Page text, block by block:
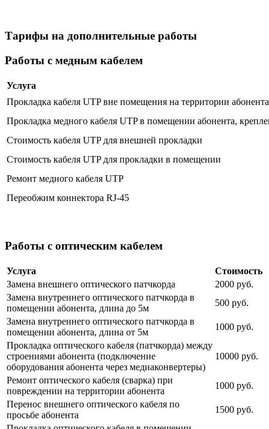
Тарифы на дополнительные работы
Работы с медным кабелем
Услуга
Прокладка кабеля UTP вне помещения на территории
Прокладка медного кабеля UTP в помещении абонента,
Стоимость кабеля UTP для внешней прокладки
Стоимость кабеля UTP для прокладки в помещении
Ремонт медного кабеля UTP
Переобжим коннектора RJ-45
Работы с оптическим кабелем
Услуга
Стоимость
Замена внешнего оптического патчкорда
2000 руб.
Замена внутреннего оптического патчкорда в
помещении абонента, длина до 5м
500 руб.
Замена внутреннего оптического патчкорда в
помещении абонента, длина от 5м
1000 руб.
Прокладка оптического кабеля (патчкорда) между
строениями абонента (подключение
оборудования абонента через медиаконвертеры)
10000 руб.
Ремонт оптического кабеля (сварка) при
повреждении на территории абонента
1000 руб.
Перенос внешнего оптического кабеля по
просьбе абонента
1500 руб.